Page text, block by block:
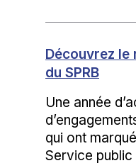
​​Découvrez le
du SPRB​
Une année
qui ont
Service